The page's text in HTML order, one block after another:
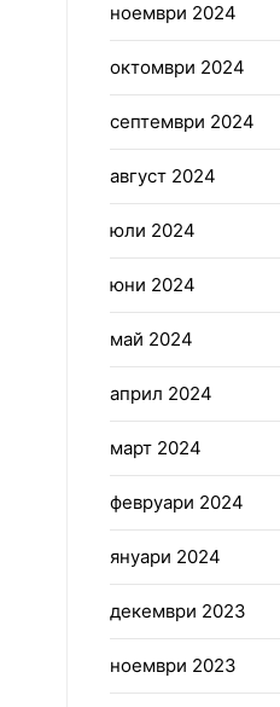
ноември 2024
октомври 2024
септември 2024
август 2024
юли 2024
юни 2024
май 2024
април 2024
март 2024
февруари 2024
януари 2024
декември 2023
ноември 2023